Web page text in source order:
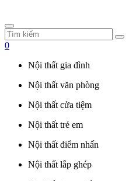
0
Nội thất gia đình
Nội thất văn phòng
Nội thất cửa tiệm
Nội thất trẻ em
Nội thất điểm nhấn
Nội thất lắp ghép